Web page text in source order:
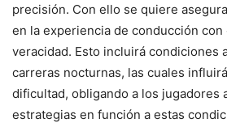
precisión. Con ello se quiere
en la experiencia de conducción con
veracidad. Esto incluirá condiciones
carreras nocturnas, las cuales
dificultad, obligando a los jugadores
estrategias en función a estas